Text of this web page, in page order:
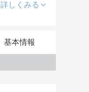
詳しくみる
基本情報